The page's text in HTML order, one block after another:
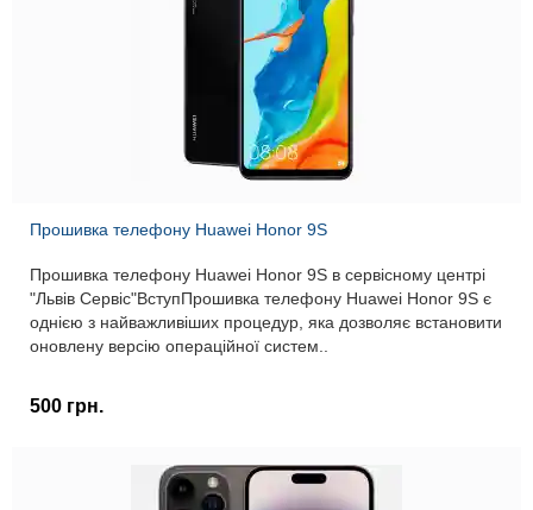
Прошивка телефону Huawei Honor 9S
Прошивка телефону Huawei Honor 9S в сервісному центрі
"Львів Сервіс"ВступПрошивка телефону Huawei Honor 9S є
однією з найважливіших процедур, яка дозволяє встановити
оновлену версію операційної систем..
500 грн.